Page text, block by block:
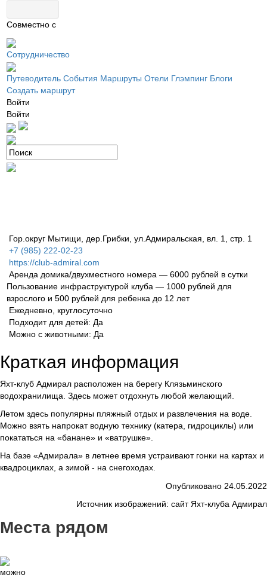
Совместно с
Сотрудничество
Путеводитель События Маршруты Отели Глэмпинг Блоги
Создать маршрут
Войти
Войти
Гор.округ Мытищи, дер.Грибки, ул.Адмиральская, вл. 1, стр. 1
+7 (985) 222-02-23
https://club-admiral.com
Аренда домика/двухместного номера — 6000 рублей в сутки
Пользование инфраструктурой клуба — 1000 рублей для
взрослого и 500 рублей для ребенка до 12 лет
Ежедневно, круглосуточно
Подходит для детей: Да
Можно с животными: Да
Краткая информация
Яхт-клуб Адмирал расположен на берегу Клязьминского
водохранилища. Здесь может отдохнуть любой желающий.
Летом здесь популярны пляжный отдых и развлечения на воде.
Можно взять напрокат водную технику (катера, гидроциклы) или
покататься на «банане» и «ватрушке».
На базе «Адмирала» в летнее время устраивают гонки на картах и
квадроциклах, а зимой - на снегоходах.
Опубликовано 24.05.2022
Источник изображений: сайт Яхт-клуба Адмирал
Места рядом